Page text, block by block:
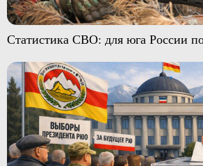
Статистика СВО: для юга России